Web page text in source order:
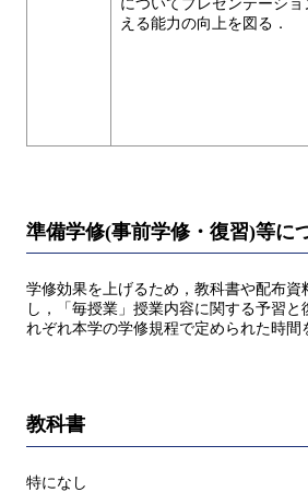
についてプレゼンテーシ
える能力の向上を図る．
準備学修(事前学修・復習)等に
学修効果を上げるため，教科書や配布資
し，「毎授業」授業内容に関する予習と
れぞれ本学の学修規程で定められた時間
教科書
特になし